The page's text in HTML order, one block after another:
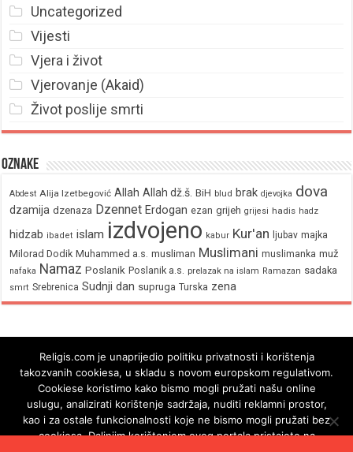
Uncategorized
Vijesti
Vjera i život
Vjerovanje (Akaid)
Život poslije smrti
Oznake
Abdest Alija Izetbegović Allah Allah dž.š. BiH blud brak djevojka dova
dzamija dzenaza Dzennet Erdogan ezan grijeh grijesi hadis hadz
hidzab ibadet islam izdvojeno kabur Kur'an ljubav majka
Milorad Dodik Muhammed a.s. musliman Muslimani muslimanka muž
nafaka Namaz Poslanik Poslanik a.s. prelazak na islam Ramazan sadaka
smrt Srebrenica Sudnji dan supruga Turska zena
Religis.com je unaprijedio politiku privatnosti i korištenja
takozvanih cookiesa, u skladu s novom europskom regulativom.
Cookiese koristimo kako bismo mogli pružati našu online
uslugu, analizirati korištenje sadržaja, nuditi reklamni prostor,
kao i za ostale funkcionalnosti koje ne bismo mogli pružati bez
cookiesa. Daljnjim korištenjem ovog portala pristajete na